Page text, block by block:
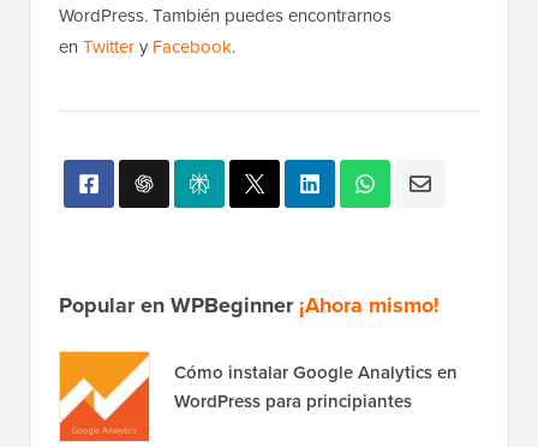
WordPress. También puedes encontrarnos
en Twittery Facebook.
Popular en WPBeginner¡Ahora mismo!
Cómo instalar Google Analytics en
WordPress para principiantes